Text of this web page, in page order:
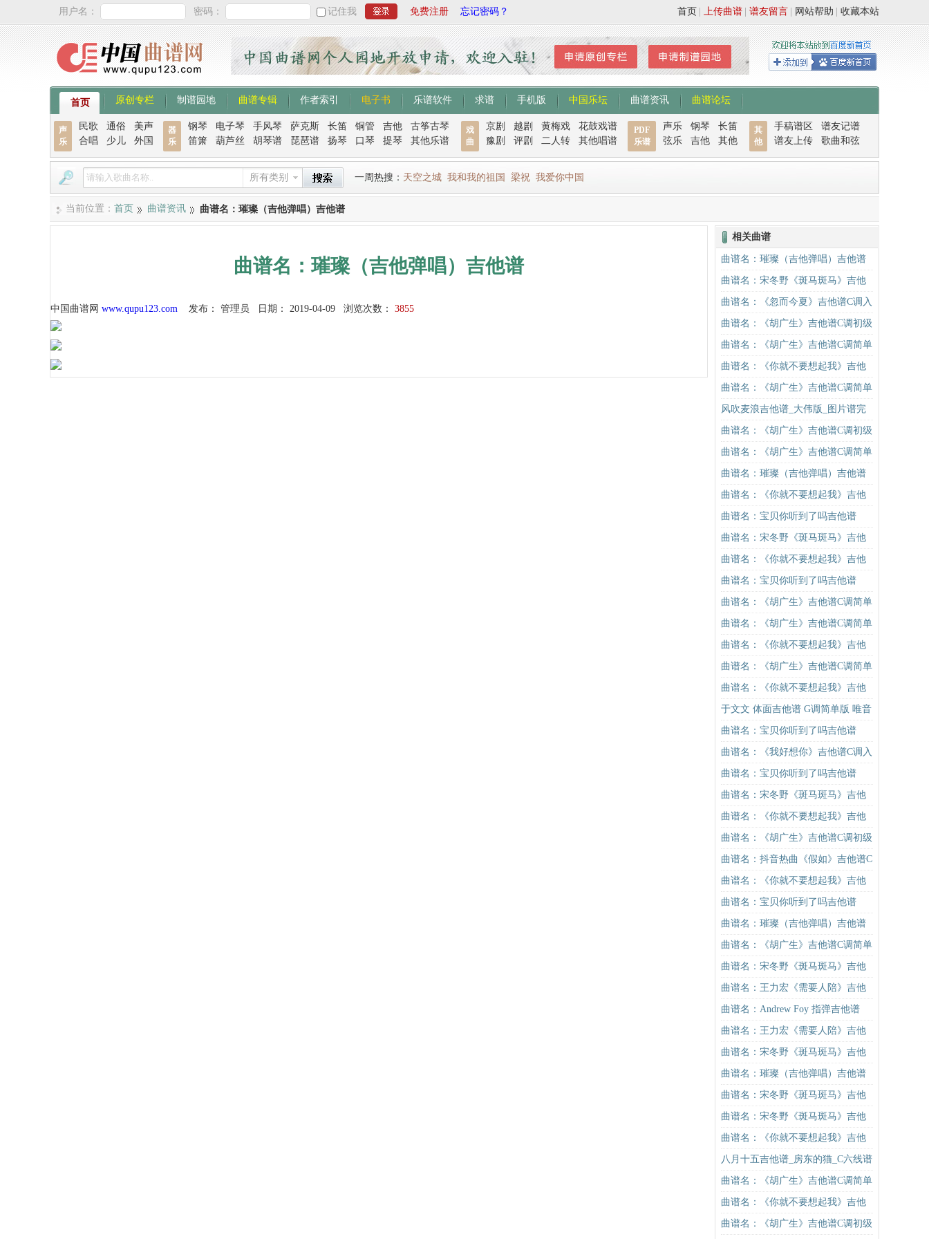
用户名： 密码： 记住我 免费注册 忘记密码？ 收藏本站
网站帮助
谱友留言
上传曲谱
首页
首页 原创专栏 制谱园地 曲谱专辑 作者索引 电子书 乐谱软件 求谱 手机版 中国乐坛 曲谱资讯 曲谱论坛
声
乐
民歌 通俗
美声
合唱
少儿 外国
器
乐
钢琴 电子琴 手风琴 萨克斯 长笛 铜管 吉他
古筝古琴
笛箫
葫芦丝 胡琴谱 琵琶谱 扬琴 口琴 提琴 其他乐谱
戏
曲
京剧 越剧 黄梅戏
花鼓戏谱
豫剧
评剧 二人转 其他唱谱
PDF
乐谱
声乐 钢琴
长笛
弦乐
吉他 其他
其
他
手稿谱区
谱友记谱
谱友上传
歌曲和弦
所有类别 一周热搜： 天空之城 我和我的祖国 梁祝 我爱你中国
当前位置： 首页 曲谱资讯 曲谱名：璀璨（吉他弹唱）吉他谱
曲谱名：璀璨（吉他弹唱）吉他谱
中国曲谱网 www.qupu123.com 发布： 管理员 日期： 2019-04-09 浏览次数： 3855
相关曲谱
曲谱名：璀璨（吉他弹唱）吉他谱
曲谱名：宋冬野《斑马斑马》吉他
谱C调简单版（酷音小伟吉他教学）
吉他谱
曲谱名：《忽而今夏》吉他谱C调入
门版 汪苏泷 高音教编配吉他谱
曲谱名：《胡广生》吉他谱C调初级
进阶版（酷音小伟吉他弹唱教学）
吉他谱
曲谱名：《胡广生》吉他谱C调简单
版（酷音小伟吉他弹唱教学）吉他
谱
曲谱名：《你就不要想起我》吉他
谱C调简单版吉他谱
曲谱名：《胡广生》吉他谱C调简单
版（酷音小伟吉他弹唱教学）吉他
谱
风吹麦浪吉他谱_大伟版_图片谱完
整版
曲谱名：《胡广生》吉他谱C调初级
进阶版（酷音小伟吉他弹唱教学）
吉他谱
曲谱名：《胡广生》吉他谱C调简单
版（酷音小伟吉他弹唱教学）吉他
谱
曲谱名：璀璨（吉他弹唱）吉他谱
曲谱名：《你就不要想起我》吉他
谱C调简单版吉他谱
曲谱名：宝贝你听到了吗吉他谱
曲谱名：宋冬野《斑马斑马》吉他
谱G调初级进阶版（酷音小伟吉他教
学）吉他谱
曲谱名：《你就不要想起我》吉他
谱C调简单版吉他谱
曲谱名：宝贝你听到了吗吉他谱
曲谱名：《胡广生》吉他谱C调简单
版（酷音小伟吉他弹唱教学）吉他
谱
曲谱名：《胡广生》吉他谱C调简单
版（酷音小伟吉他弹唱教学）吉他
谱
曲谱名：《你就不要想起我》吉他
谱C调简单版吉他谱
曲谱名：《胡广生》吉他谱C调简单
版（酷音小伟吉他弹唱教学）吉他
谱
曲谱名：《你就不要想起我》吉他
谱C调简单版吉他谱
于文文 体面吉他谱 G调简单版 唯音
悦制谱 前任3插曲
曲谱名：宝贝你听到了吗吉他谱
曲谱名：《我好想你》吉他谱C调入
门版 苏打绿 高音教编配吉他谱
曲谱名：宝贝你听到了吗吉他谱
曲谱名：宋冬野《斑马斑马》吉他
谱C调简单版（酷音小伟吉他教学）
吉他谱
曲谱名：《你就不要想起我》吉他
谱C调简单版吉他谱
曲谱名：《胡广生》吉他谱C调初级
进阶版（酷音小伟吉他弹唱教学）
吉他谱
曲谱名：抖音热曲《假如》吉他谱C
调入门版 信乐团 高音教编配吉他谱
曲谱名：《你就不要想起我》吉他
谱C调简单版吉他谱
曲谱名：宝贝你听到了吗吉他谱
曲谱名：璀璨（吉他弹唱）吉他谱
曲谱名：《胡广生》吉他谱C调简单
版（酷音小伟吉他弹唱教学）吉他
谱
曲谱名：宋冬野《斑马斑马》吉他
谱C调简单版（酷音小伟吉他教学）
吉他谱
曲谱名：王力宏《需要人陪》吉他
谱C调原版（酷音小伟吉他教学）吉
他谱
曲谱名：Andrew Foy 指弹吉他谱
One Call Away吉他谱
曲谱名：王力宏《需要人陪》吉他
谱C调原版（酷音小伟吉他教学）吉
他谱
曲谱名：宋冬野《斑马斑马》吉他
谱G调初级进阶版（酷音小伟吉他教
学）吉他谱
曲谱名：璀璨（吉他弹唱）吉他谱
曲谱名：宋冬野《斑马斑马》吉他
谱C调简单版（酷音小伟吉他教学）
吉他谱
曲谱名：宋冬野《斑马斑马》吉他
谱C调简单版（酷音小伟吉他教学）
吉他谱
曲谱名：《你就不要想起我》吉他
谱C调简单版吉他谱
八月十五吉他谱_房东的猫_C六线谱
高清版
曲谱名：《胡广生》吉他谱C调简单
版（酷音小伟吉他弹唱教学）吉他
谱
曲谱名：《你就不要想起我》吉他
谱C调简单版吉他谱
曲谱名：《胡广生》吉他谱C调初级